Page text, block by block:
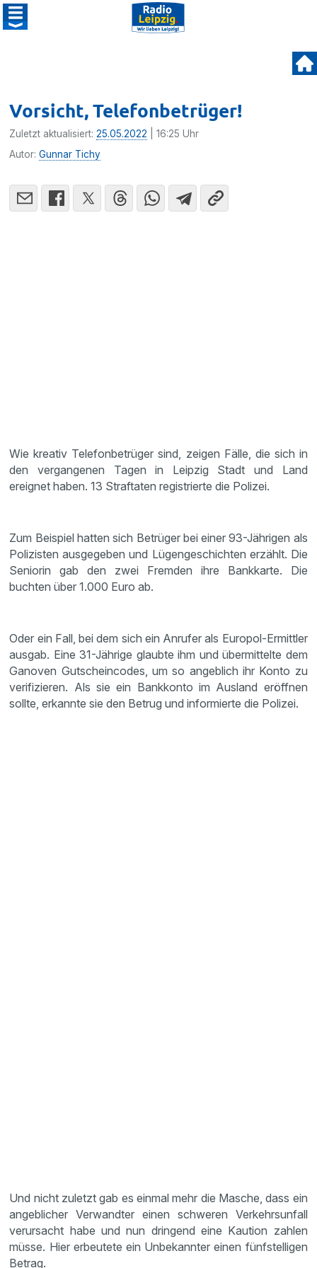
Vorsicht, Telefonbetrüger!
Zuletzt aktualisiert:25.05.2022 | 16:25 Uhr
Autor:Gunnar Tichy
Wie kreativ Telefonbetrüger sind, zeigen Fälle, die sich in
den vergangenen Tagen in Leipzig Stadt und Land
ereignet haben. 13 Straftaten registrierte die Polizei.
Zum Beispiel hatten sich Betrüger bei einer 93-Jährigen als
Polizisten ausgegeben und Lügengeschichten erzählt. Die
Seniorin gab den zwei Fremden ihre Bankkarte. Die
buchten über 1.000 Euro ab.
Oder ein Fall, bei dem sich ein Anrufer als Europol-Ermittler
ausgab. Eine 31-Jährige glaubte ihm und übermittelte dem
Ganoven Gutscheincodes, um so angeblich ihr Konto zu
verifizieren. Als sie ein Bankkonto im Ausland eröffnen
sollte, erkannte sie den Betrug und informierte die Polizei.
Und nicht zuletzt gab es einmal mehr die Masche, dass ein
angeblicher Verwandter einen schweren Verkehrsunfall
verursacht habe und nun dringend eine Kaution zahlen
müsse. Hier erbeutete ein Unbekannter einen fünfstelligen
Betrag.